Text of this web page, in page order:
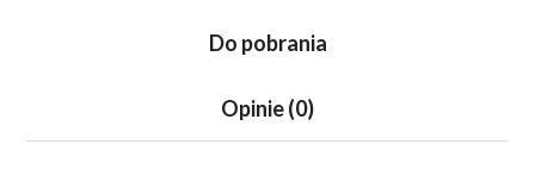
Do pobrania
Opinie (0)